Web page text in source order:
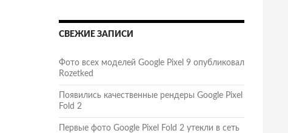
СВЕЖИЕ ЗАПИСИ
Фото всех моделей Google Pixel 9 опубликовал
Rozetked
Появились качественные рендеры Google Pixel
Fold 2
Первые фото Google Pixel Fold 2 утекли в сеть